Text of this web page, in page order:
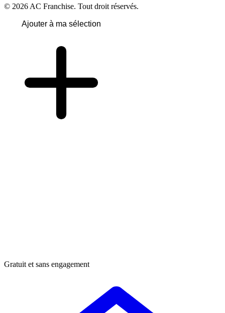
© 2026 AC Franchise. Tout droit réservés.
Ajouter à ma sélection
Gratuit et sans engagement